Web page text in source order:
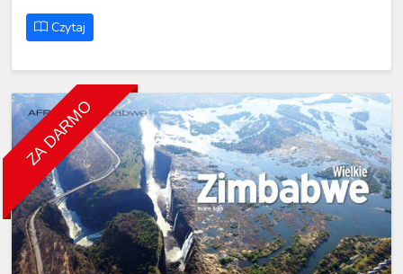
Czytaj
ZA DARMO